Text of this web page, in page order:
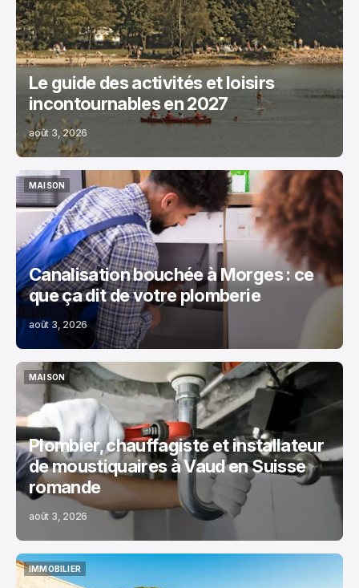
LOISIRS
Le guide des activités et loisirs
incontournables en 2027
août 3, 2026
MAISON
MAISON
Canalisation bouchée à Morges : ce
que ça dit de votre plomberie
août 3, 2026
MAISON
MAISON
Plombier, chauffagiste et installateur
de moustiquaires à Vaud en Suisse
romande
août 3, 2026
IMMOBILIER
IMMOBILIER